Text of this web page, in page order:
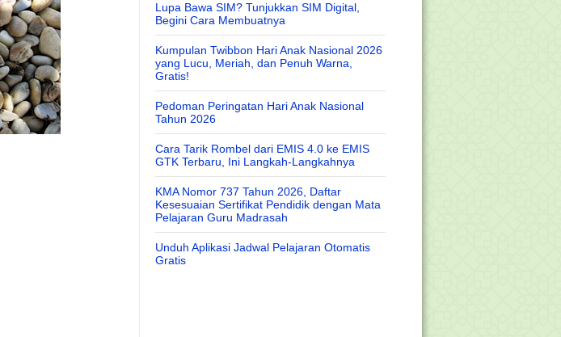
Lupa Bawa SIM? Tunjukkan SIM Digital,
Begini Cara Membuatnya
Kumpulan Twibbon Hari Anak Nasional 2026
yang Lucu, Meriah, dan Penuh Warna,
Gratis!
Pedoman Peringatan Hari Anak Nasional
Tahun 2026
Cara Tarik Rombel dari EMIS 4.0 ke EMIS
GTK Terbaru, Ini Langkah-Langkahnya
KMA Nomor 737 Tahun 2026, Daftar
Kesesuaian Sertifikat Pendidik dengan Mata
Pelajaran Guru Madrasah
Unduh Aplikasi Jadwal Pelajaran Otomatis
Gratis